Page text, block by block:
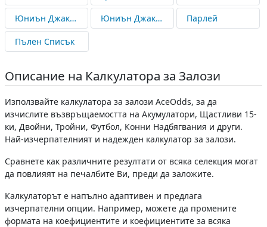
Юниън Джак Патент Юниън Джак Раунд Робин Парлей
Пълен Списък
Описание на Калкулатора за Залози
Използвайте калкулатора за залози AceOdds, за да
изчислите възвръщаемостта на Акумулатори, Щастливи 15-
ки, Двойни, Тройни, Футбол, Конни Надбягвания и други.
Най-изчерпателният и надежден калкулатор за залози.
Сравнете как различните резултати от всяка селекция могат
да повлияят на печалбите Ви, преди да заложите.
Калкулаторът е напълно адаптивен и предлага
изчерпателни опции. Например, можете да промените
формата на коефициентите и коефициентите за всяка